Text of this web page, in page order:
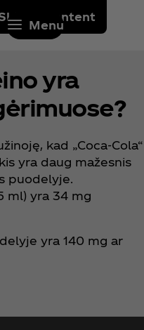
to content
Menu
yra
kad „Coca‑Cola“
yra daug mažesnis
puodelyje.
ml) yra 34 mg
yra 140 mg ar